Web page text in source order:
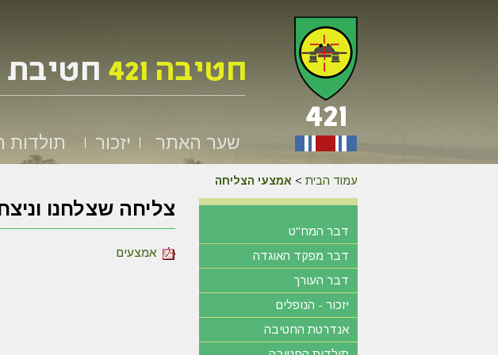
שער האתר יזכור תולדות
עמוד הבית > אמצעי הצליחה
צליחה שצלחנו
אמצעים
דבר המח"ט
דבר מפקד האוגדה
דבר העורך
יזכור - הנופלים
אנדרטת החטיבה